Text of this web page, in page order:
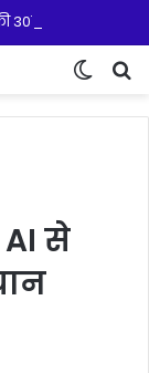
30वीं किस्त
AI से